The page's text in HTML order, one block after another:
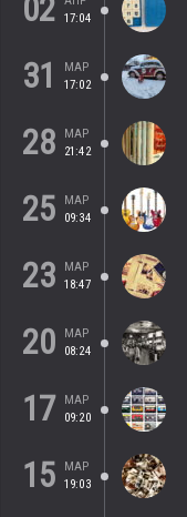
02
17:04
31
МАР
17:02
28
МАР
21:42
25
МАР
09:34
23
МАР
18:47
20
МАР
08:24
17
МАР
09:20
15
МАР
19:03